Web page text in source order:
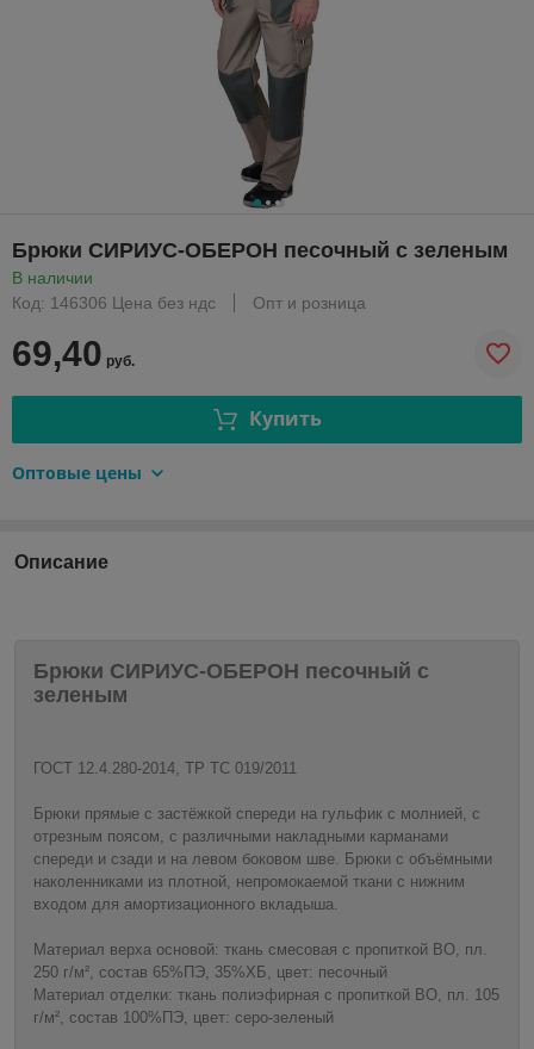
Брюки СИРИУС-ОБЕРОН песочный с зеленым
В наличии
Код: 146306 Цена без ндс
Опт и розница
69,40 руб.
Купить
Оптовые цены
Описание
Брюки СИРИУС-ОБЕРОН песочный с
зеленым
ГОСТ 12.4.280-2014, ТР ТС 019/2011
Брюки прямые с застёжкой спереди на гульфик с молнией, с
отрезным поясом, с различными накладными карманами
спереди и сзади и на левом боковом шве. Брюки с объёмными
наколенниками из плотной, непромокаемой ткани с нижним
входом для амортизационного вкладыша.
Материал верха основой: ткань смесовая с пропиткой ВО, пл.
250 г/м², состав 65%ПЭ, 35%ХБ, цвет: песочный
Материал отделки: ткань полиэфирная с пропиткой ВО, пл. 105
г/м², состав 100%ПЭ, цвет: серо-зеленый